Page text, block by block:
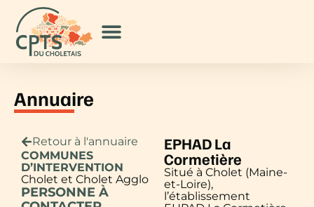
Annuaire
Retour à l'annuaire
COMMUNES
D’INTERVENTION
Cholet et Cholet Agglo
PERSONNE À
EPHAD La
Cormetière
Situé à Cholet (Maine-
et-Loire),
l’établissement